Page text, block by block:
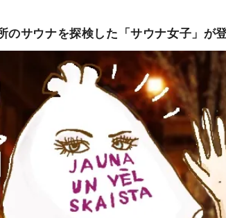
のサウナを探検した「サウナ女子」が